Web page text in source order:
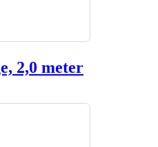
2,0 meter